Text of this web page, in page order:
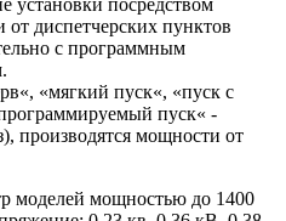
от диспетчерских пунктов
с программным
«мягкий пуск«, «пуск с
пуск« -
производятся мощности от
моделей мощностью до 1400